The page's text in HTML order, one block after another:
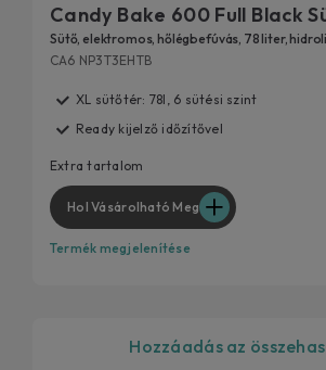
Candy Bake 600 Full Black
Sütő, elektromos, hőlégbefúvás, 78 liter,
CA6 NP3T3EHTB
XL sütőtér: 78l, 6 sütési szint
Ready kijelző időzítővel
Extra tartalom
Hol Vásárolható Meg
Termék megjelenítése
Hozzáadás az